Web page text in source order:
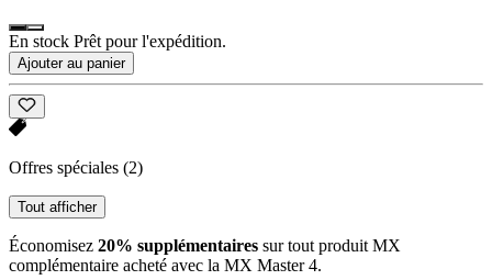
En stock Prêt pour l'expédition.
Ajouter au panier
Offres spéciales (2)
Tout afficher
Économisez 20% supplémentaires sur tout produit MX
complémentaire acheté avec la MX Master 4.